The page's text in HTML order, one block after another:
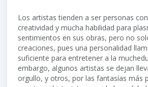
Los artistas tienden a ser personas
creatividad y mucha habilidad para
sentimientos en sus obras, pero no
creaciones, pues una personalidad
suficiente para entretener a la
embargo, algunos artistas se dejan
orgullo, y otros, por las fantasías más